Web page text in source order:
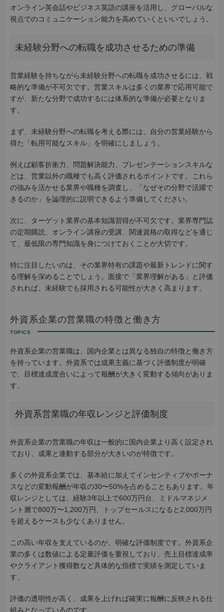
オンライン英会話やビジネス英語の講座を活用し、グローバルな
視点でのコミュニケーション能力を高めていくといいでしょう。
未経験分野への転職を成功させるための準備
営業経験を持ちながら未経験分野への転職を成功させるには、戦
略的な準備が不可欠です。営業スキルは多くの業界で応用可能で
すが、新たな分野で成功するには体系的な準備が必要となりま
す。
まず、未経験分野への転職を考える際には、自分の営業経験から
得た「転用可能なスキル」を明確にしましょう。
例えば顧客折衝力、問題解決能力、プレゼンテーションスキルな
どは、営業以外の職種でも高く評価されるポイントです。これら
の強みを活かせる業界や職種を調査し、「なぜその分野で活躍で
きるのか」を論理的に説明できるよう準備してください。
次に、ターゲット業界の基本知識習得が不可欠です。業界専門誌
の定期購読、オンライン講座の受講、関連資格の取得などを通じ
て、最低限の専門知識を身につけておくことが大切です。
特に注目したいのは、その業界特有の課題や最新トレンドに関す
る理解を深めることでしょう。面接で「業界理解がある」と評価
されれば、未経験でも採用される可能性が大きく高まります。
外資系企業の営業職の特徴と働き方
外資系企業の営業職は、国内企業とは異なる独自の特徴と働き方
を持っています。外資系では成果主義に基づく評価制度が明確
で、目標達成度合いによって報酬が大きく変動する傾向がありま
す。
外資系営業職の年収レンジと評価制度
外資系企業の営業職の年収は一般的に国内企業より高く設定され
ており、成果と連動する部分が大きいのが特徴です。
多くの外資系企業では、基本給に加えてインセンティブやボーナ
スなどの変動報酬が年収の30〜50%を占めることもあります。年
収レンジとしては、経験3年以上で600万円台、ミドルマネジメ
ント層で800万〜1,200万円、トップセールスになると2,000万円
を超えるケースも少なくありません。
この高い年収を支えているのが、明確な評価制度です。外資系企
業の多くは数値による定量評価を重視しており、売上目標達成率
やクライアント獲得数など具体的な指標で実績を測定していま
す。
評価の透明性が高く、成果を上げれば確実に報酬に反映される仕
組みとなっているのです。